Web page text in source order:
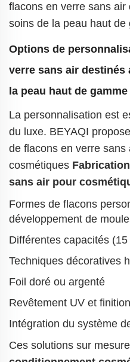
flacons en verre sans
soins de la peau haut de
Options de
verre sans air destinés
la peau haut de gamme
La personnalisation est
du luxe. BEYAQI
de flacons en verre
cosmétiques
sans air pour
Formes de flacons
développement de
Différentes capacités
Techniques décoratives
Foil doré ou argenté
Revêtement UV et
Intégration du système
Ces solutions sur